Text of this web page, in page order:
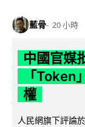
藍骨 20 小時
中國官媒
「Token
權
人民網旗下評論